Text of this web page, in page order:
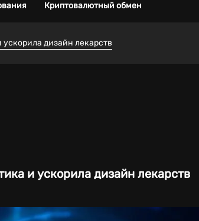
Криптовалютный обмен
дизайн лекарств
и ускорила дизайн лекарств